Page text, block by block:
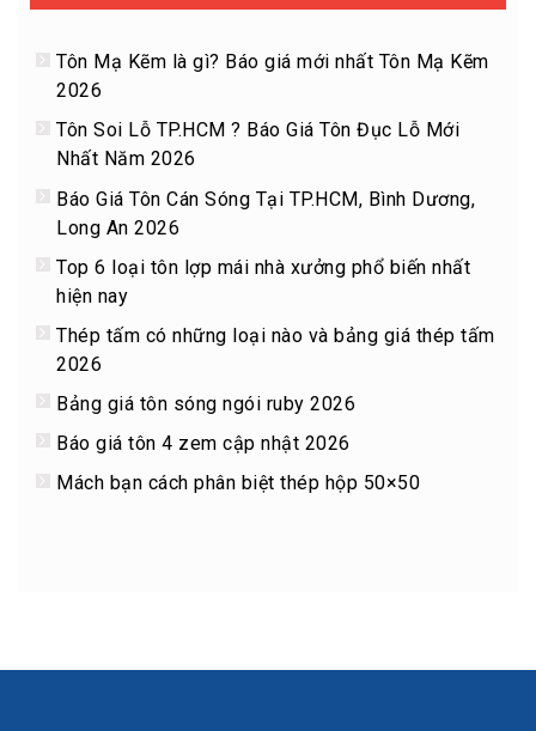
Tôn Mạ Kẽm là gì? Báo giá mới nhất Tôn Mạ Kẽm
2026
Tôn Soi Lỗ TP.HCM ? Báo Giá Tôn Đục Lỗ Mới
Nhất Năm 2026
Báo Giá Tôn Cán Sóng Tại TP.HCM, Bình Dương,
Long An 2026
Top 6 loại tôn lợp mái nhà xưởng phổ biến nhất
hiện nay
Thép tấm có những loại nào và bảng giá thép tấm
2026
Bảng giá tôn sóng ngói ruby 2026
Báo giá tôn 4 zem cập nhật 2026
Mách bạn cách phân biệt thép hộp 50×50